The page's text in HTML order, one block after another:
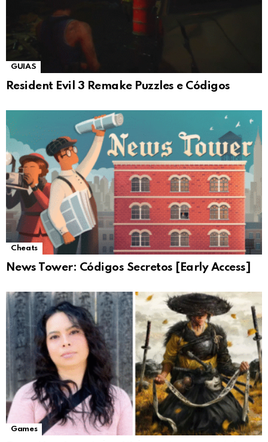
GUIAS
Resident Evil 3 Remake Puzzles e Códigos
Cheats
News Tower: Códigos Secretos [Early Access]
Games